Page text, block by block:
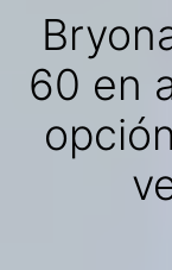
60 en